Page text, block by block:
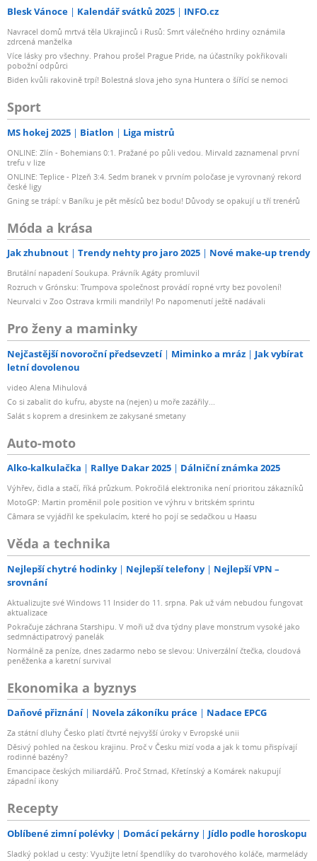
Blesk Vánoce Kalendář svátků 2025 INFO.cz
Navracel domů mrtvá těla Ukrajinců i Rusů: Smrt válečného hrdiny oznámila
zdrcená manželka
Více lásky pro všechny. Prahou prošel Prague Pride, na účastníky pokřikovali
pobožní odpůrci
Biden kvůli rakovině trpí! Bolestná slova jeho syna Huntera o šířící se nemoci
Sport
MS hokej 2025 Biatlon Liga mistrů
ONLINE: Zlín - Bohemians 0:1. Pražané po půli vedou. Mirvald zaznamenal první
trefu v lize
ONLINE: Teplice - Plzeň 3:4. Sedm branek v prvním poločase je vyrovnaný rekord
české ligy
Gning se trápí: v Baníku je pět měsíců bez bodu! Důvody se opakují u tří trenérů
Móda a krása
Jak zhubnout Trendy nehty pro jaro 2025 Nové make-up trendy
Brutální napadení Soukupa. Právník Agáty promluvil
Rozruch v Grónsku: Trumpova společnost provádí ropné vrty bez povolení!
Neurvalci v Zoo Ostrava krmili mandrily! Po napomenutí ještě nadávali
Pro ženy a maminky
Nejčastější novoroční předsevzetí Miminko a mráz
Jak vybírat
letní dovolenou
video Alena Mihulová
Co si zabalit do kufru, abyste na (nejen) u moře zazářily...
Salát s koprem a dresinkem ze zakysané smetany
Auto-moto
Alko-kalkulačka Rallye Dakar 2025 Dálniční známka 2025
Výhřev, čidla a stačí, říká průzkum. Pokročilá elektronika není prioritou zákazníků
MotoGP: Martin proměnil pole position ve výhru v britském sprintu
Câmara se vyjádřil ke spekulacím, které ho pojí se sedačkou u Haasu
Věda a technika
Nejlepší chytré hodinky Nejlepší telefony
Nejlepší VPN –
srovnání
Aktualizujte své Windows 11 Insider do 11. srpna. Pak už vám nebudou fungovat
aktualizace
Pokračuje záchrana Starshipu. V moři už dva týdny plave monstrum vysoké jako
sedmnáctipatrový panelák
Normálně za peníze, dnes zadarmo nebo se slevou: Univerzální čtečka, cloudová
peněženka a karetní survival
Ekonomika a byznys
Daňové přiznání Novela zákoníku práce Nadace EPCG
Za státní dluhy Česko platí čtvrté nejvyšší úroky v Evropské unii
Děsivý pohled na českou krajinu. Proč v Česku mizí voda a jak k tomu přispívají
rodinné bazény?
Emancipace českých miliardářů. Proč Strnad, Křetínský a Komárek nakupují
západní ikony
Recepty
Oblíbené zimní polévky Domácí pekárny Jídlo podle horoskopu
Sladký poklad u cesty: Využijte letní špendlíky do tvarohového koláče, marmelády